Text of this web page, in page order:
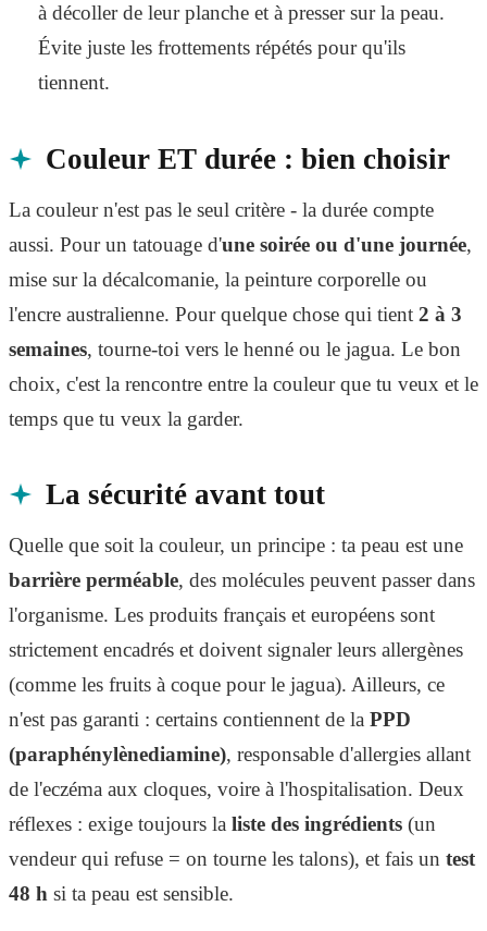
à décoller de leur planche et à presser sur la peau.
Évite juste les frottements répétés pour qu'ils
tiennent.
Couleur ET durée : bien choisir
La couleur n'est pas le seul critère - la durée compte
aussi. Pour un tatouage d'une soirée ou d'une journée,
mise sur la décalcomanie, la peinture corporelle ou
l'encre australienne. Pour quelque chose qui tient 2 à 3
semaines, tourne-toi vers le henné ou le jagua. Le bon
choix, c'est la rencontre entre la couleur que tu veux et le
temps que tu veux la garder.
La sécurité avant tout
Quelle que soit la couleur, un principe : ta peau est une
barrière perméable, des molécules peuvent passer dans
l'organisme. Les produits français et européens sont
strictement encadrés et doivent signaler leurs allergènes
(comme les fruits à coque pour le jagua). Ailleurs, ce
n'est pas garanti : certains contiennent de la PPD
(paraphénylènediamine), responsable d'allergies allant
de l'eczéma aux cloques, voire à l'hospitalisation. Deux
réflexes : exige toujours la liste des ingrédients (un
vendeur qui refuse = on tourne les talons), et fais un test
48 h si ta peau est sensible.